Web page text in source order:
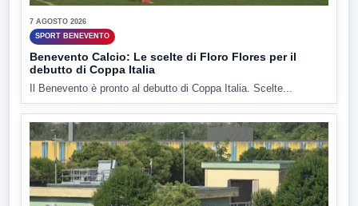
7 AGOSTO 2026
SPORT BENEVENTO
Benevento Calcio: Le scelte di Floro Flores per il
debutto di Coppa Italia
Il Benevento è pronto al debutto di Coppa Italia. Scelte...